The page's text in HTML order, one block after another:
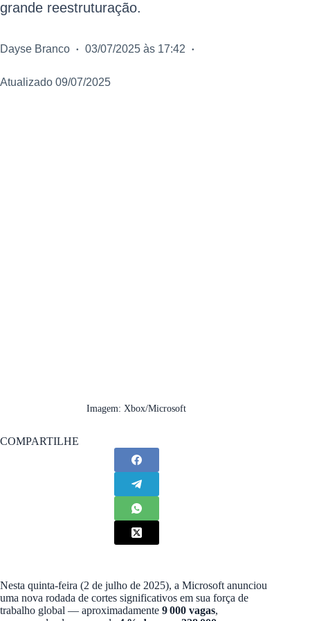
grande reestruturação.
Dayse Branco 03/07/2025 às 17:42
Atualizado 09/07/2025
Imagem: Xbox/Microsoft
COMPARTILHE
Nesta quinta-feira (2 de julho de 2025), a Microsoft anunciou
uma nova rodada de cortes significativos em sua força de
trabalho global — aproximadamente 9 000 vagas,